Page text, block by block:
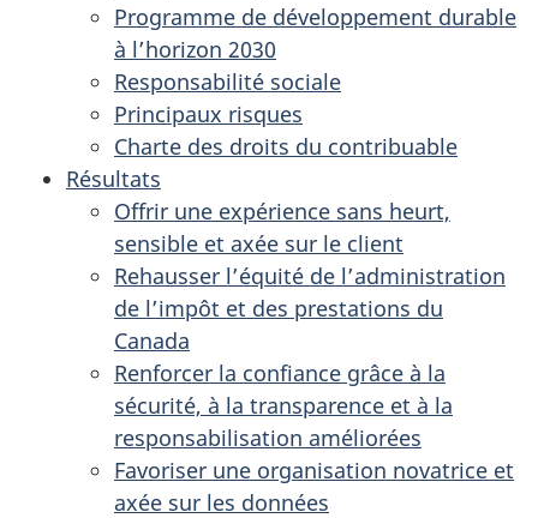
Programme de développement durable
à l’horizon 2030
Responsabilité sociale
Principaux risques
Charte des droits du contribuable
Résultats
Offrir une expérience sans heurt,
sensible et axée sur le client
Rehausser l’équité de l’administration
de l’impôt et des prestations du
Canada
Renforcer la confiance grâce à la
sécurité, à la transparence et à la
responsabilisation améliorées
Favoriser une organisation novatrice et
axée sur les données